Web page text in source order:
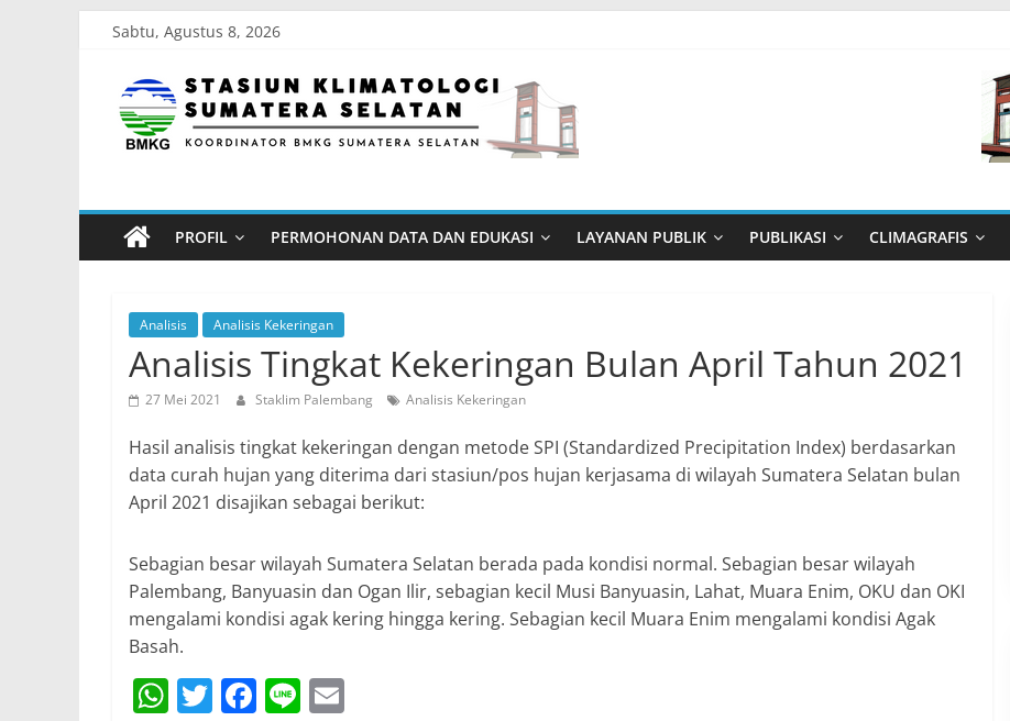
content
Sabtu, Agustus 8, 2026
Stasiun
Klimatologi
Sumatera
Selatan
Koordinator
BMKG
Sumatera
Selatan
PROFIL PERMOHONAN DATA DAN EDUKASI LAYANAN PUBLIK PUBLIKASI CLIMAGRAFIS
Analisis Analisis Kekeringan
Analisis Tingkat Kekeringan Bulan April Tahun 2021
27 Mei 2021 Staklim Palembang Analisis Kekeringan
Hasil analisis tingkat kekeringan dengan metode SPI (Standardized Precipitation Index) berdasarkan
data curah hujan yang diterima dari stasiun/pos hujan kerjasama di wilayah Sumatera Selatan bulan
April 2021 disajikan sebagai berikut:
Sebagian besar wilayah Sumatera Selatan berada pada kondisi normal. Sebagian besar wilayah
Palembang, Banyuasin dan Ogan Ilir, sebagian kecil Musi Banyuasin, Lahat, Muara Enim, OKU dan OKI
mengalami kondisi agak kering hingga kering. Sebagian kecil Muara Enim mengalami kondisi Agak
Basah.
W T F Li